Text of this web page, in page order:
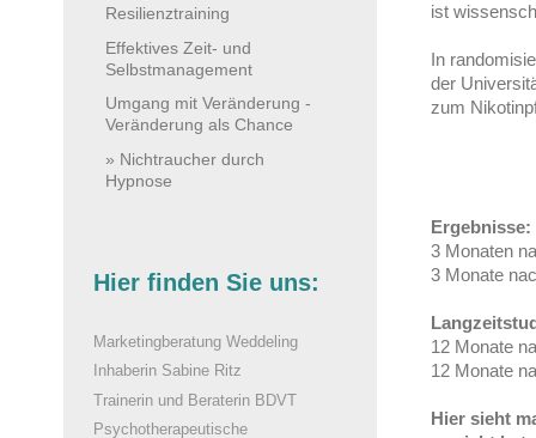
ist
In
der
zum
Ergebnisse:
3 Monaten
3 Monate
12 Monate
12 Monate
Hier sieht
Resilienztraining
Effektives Zeit- und
Selbstmanagement
Umgang mit Veränderung -
Veränderung als Chance
Nichtraucher durch
Hypnose
Hier finden Sie uns:
Marketingberatung Weddeling
Inhaberin Sabine Ritz
Trainerin und Beraterin BDVT
Psychotherapeutische